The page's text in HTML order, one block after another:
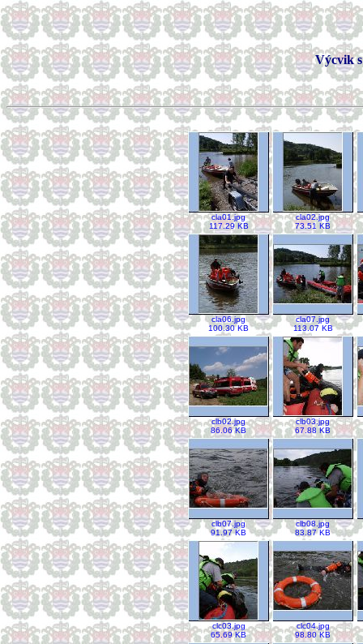
Výcvik s
cla01.jpg
117.29 KB
cla02.jpg
73.51 KB
cla06.jpg
100.30 KB
cla07.jpg
113.07 KB
clb02.jpg
86.06 KB
clb03.jpg
67.88 KB
clb07.jpg
91.97 KB
clb08.jpg
83.87 KB
clc03.jpg
65.69 KB
clc04.jpg
98.80 KB